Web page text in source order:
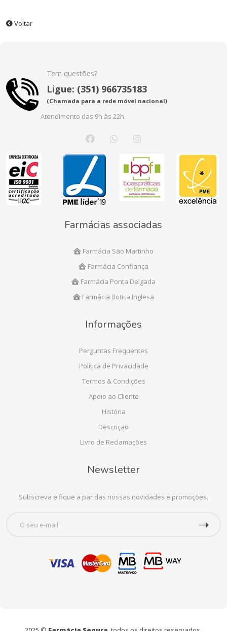
Voltar
Tem questões?
Ligue: (351) 966735183
(Chamada para a rede móvel nacional)
Atendimento das 9h às 22h
Farmácias associadas
Farmácia São Martinho
Farmácia Confiança
Farmácia Ponta Delgada
Farmácia Botica Inglesa
Informações
Perguntas Frequentes
Política de Privacidade
Termos & Condições
Apoio ao Cliente
História
Descrição
Livro de Reclamações
Newsletter
Subscreva e fique a par das nossas novidades e promoções.